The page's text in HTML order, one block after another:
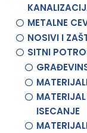
METALNE
NOSIVI I
SITNI
ISECANJE